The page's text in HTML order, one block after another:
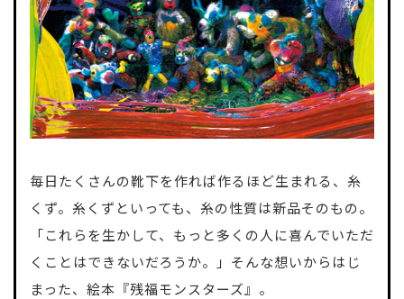
毎日たくさんの靴下を作れば作るほど生まれる、糸
くず。糸くずといっても、糸の性質は新品そのもの。
「これらを生かして、もっと多くの人に喜んでいただ
くことはできないだろうか。」そんな想いからはじ
まった、絵本『残福モンスターズ』。